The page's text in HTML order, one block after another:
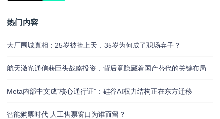
热门内容
大厂围城真相：25岁被捧上天，35岁为何成了职场弃子？
航天激光通信获巨头战略投资，背后竟隐藏着国产替代的关键布局
Meta内部中文成“核心通行证”：硅谷AI权力结构正在东方迁移
智能购票时代 人工售票窗口为谁而留？